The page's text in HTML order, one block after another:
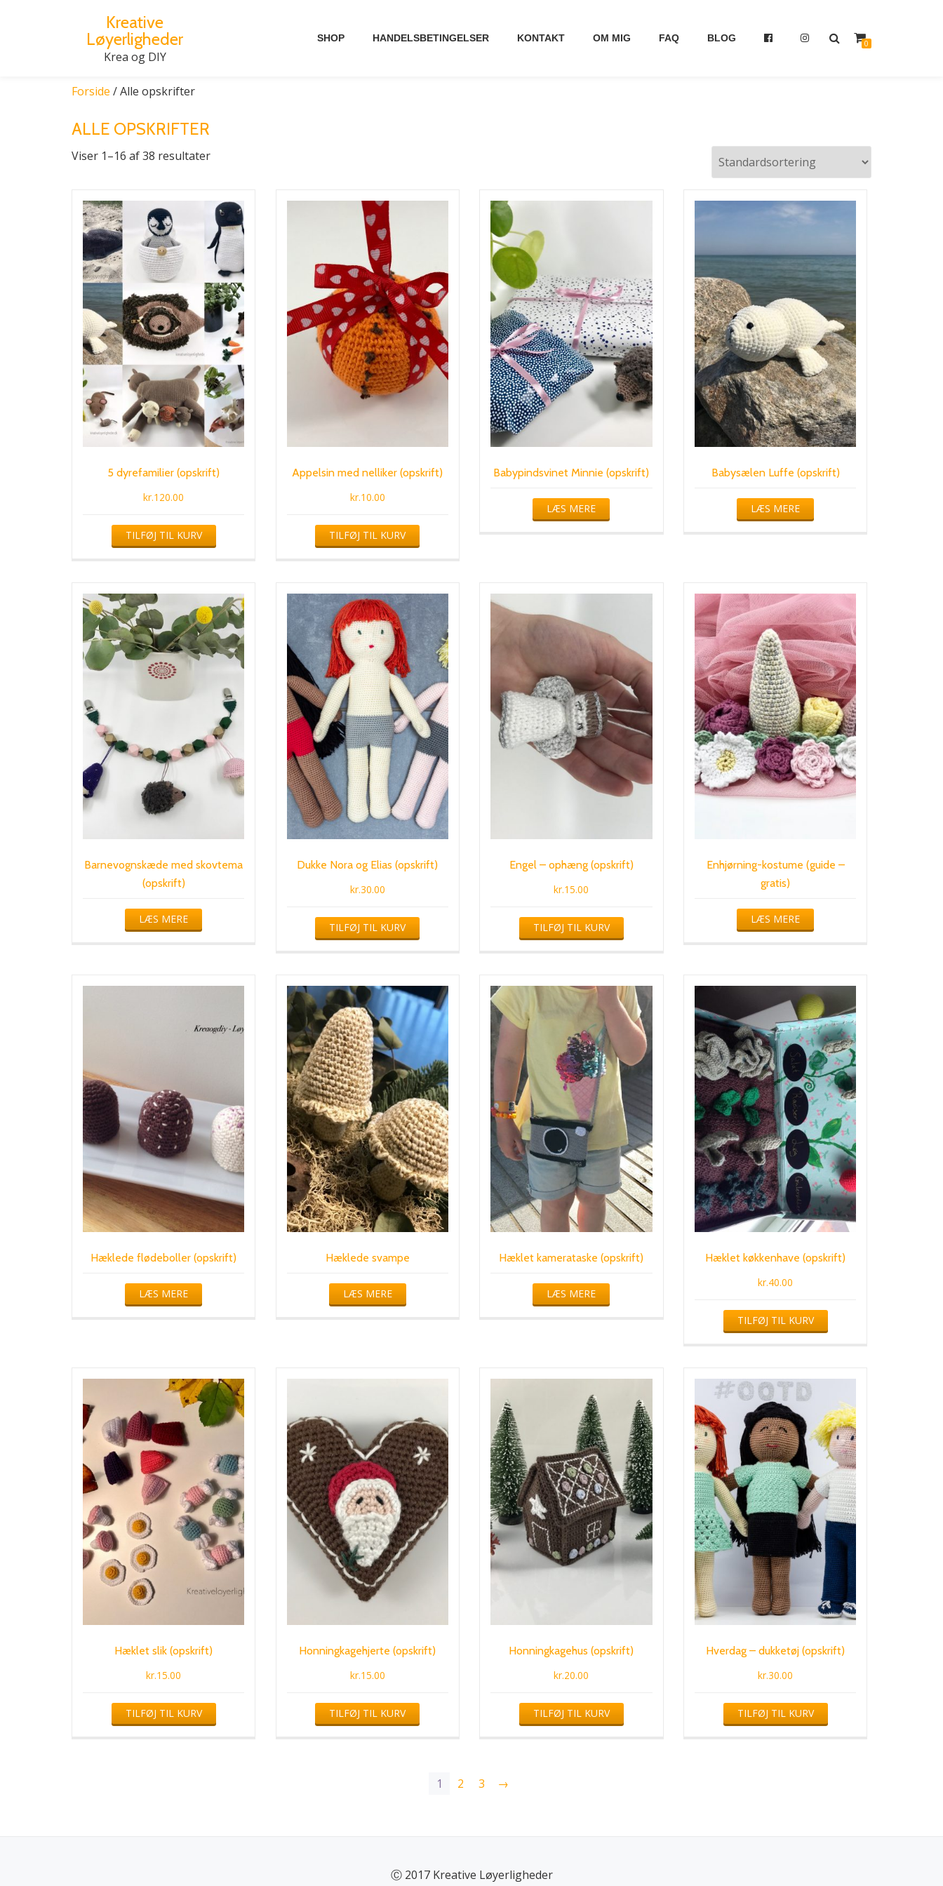
Kreative
Løyerligheder
Krea og DIY
SHOP HANDELSBETINGELSER KONTAKT OM MIG FAQ BLOG 0
Forside / Alle opskrifter
ALLE OPSKRIFTER
Viser 1–16 af 38 resultater
5 dyrefamilier (opskrift)
kr.120.00
TILFØJ TIL KURV
Appelsin med nelliker (opskrift)
kr.10.00
TILFØJ TIL KURV
Babypindsvinet Minnie (opskrift)
LÆS MERE
Babysælen Luffe (opskrift)
LÆS MERE
Barnevognskæde med skovtema
(opskrift)
LÆS MERE
Dukke Nora og Elias (opskrift)
kr.30.00
TILFØJ TIL KURV
Engel – ophæng (opskrift)
kr.15.00
TILFØJ TIL KURV
Enhjørning-kostume (guide –
gratis)
LÆS MERE
Hæklede flødeboller (opskrift)
LÆS MERE
Hæklede svampe
LÆS MERE
Hæklet kamerataske (opskrift)
LÆS MERE
Hæklet køkkenhave (opskrift)
kr.40.00
TILFØJ TIL KURV
Hæklet slik (opskrift)
kr.15.00
TILFØJ TIL KURV
Honningkagehjerte (opskrift)
kr.15.00
TILFØJ TIL KURV
Honningkagehus (opskrift)
kr.20.00
TILFØJ TIL KURV
Hverdag – dukketøj (opskrift)
kr.30.00
TILFØJ TIL KURV
1 2 3 →
Ⓒ 2017 Kreative Løyerligheder